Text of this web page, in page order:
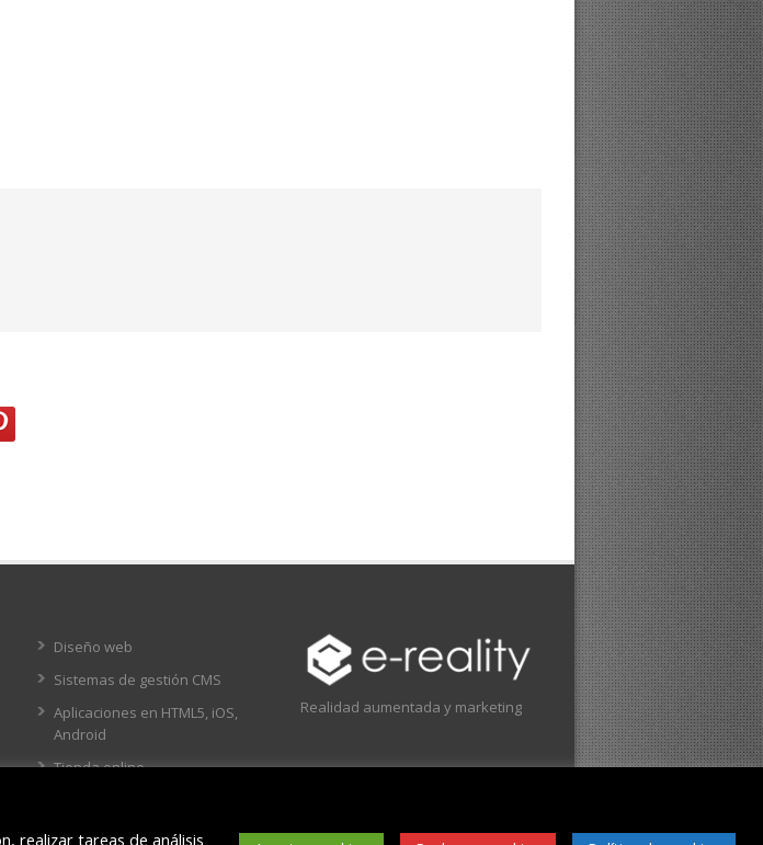
Diseño web
Sistemas de gestión CMS
Aplicaciones en HTML5, iOS,
Android
Tienda online
Realidad aumentada y marketing
realizar tareas de análisis